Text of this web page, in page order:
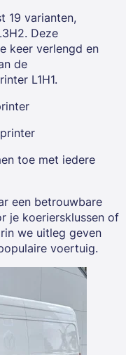
19 varianten,
Deze
keer verlengd en
de
L1H1.
toe met iedere
een betrouwbare
je koeriersklussen of
we uitleg geven
voertuig.